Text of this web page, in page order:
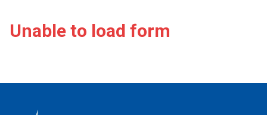
Unable to load form